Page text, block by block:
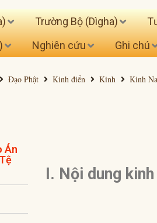
Trường Bộ (Dìgha)
Nghiên cứu Ghi chú
Đạo Phật Kinh điển Kinh Kinh
Án
I. Nội dung kinh